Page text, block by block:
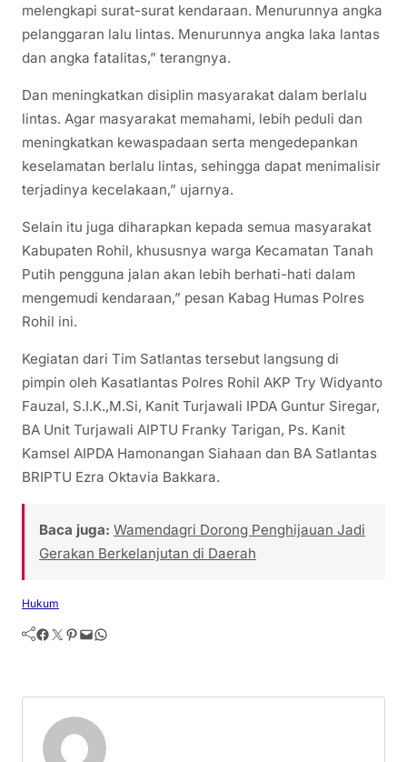
melengkapi surat-surat kendaraan. Menurunnya angka
pelanggaran lalu lintas. Menurunnya angka laka lantas
dan angka fatalitas,” terangnya.
Dan meningkatkan disiplin masyarakat dalam berlalu
lintas. Agar masyarakat memahami, lebih peduli dan
meningkatkan kewaspadaan serta mengedepankan
keselamatan berlalu lintas, sehingga dapat menimalisir
terjadinya kecelakaan,” ujarnya.
Selain itu juga diharapkan kepada semua masyarakat
Kabupaten Rohil, khususnya warga Kecamatan Tanah
Putih pengguna jalan akan lebih berhati-hati dalam
mengemudi kendaraan,” pesan Kabag Humas Polres
Rohil ini.
Kegiatan dari Tim Satlantas tersebut langsung di
pimpin oleh Kasatlantas Polres Rohil AKP Try Widyanto
Fauzal, S.I.K.,M.Si, Kanit Turjawali IPDA Guntur Siregar,
BA Unit Turjawali AIPTU Franky Tarigan, Ps. Kanit
Kamsel AIPDA Hamonangan Siahaan dan BA Satlantas
BRIPTU Ezra Oktavia Bakkara.
Baca juga: Wamendagri Dorong Penghijauan Jadi
Gerakan Berkelanjutan di Daerah
Hukum
Facebook Twitter Pinterest Mail WhatsApp